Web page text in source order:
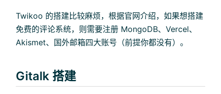
Twikoo 的搭建比较麻烦，根据官网介绍，如果想搭建
免费的评论系统，则需要注册 MongoDB、Vercel、
Akismet、国外邮箱四大账号（前提你都没有）。
Gitalk 搭建